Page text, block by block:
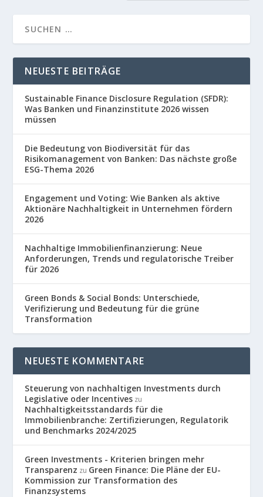
NEUESTE BEITRÄGE
Sustainable Finance Disclosure Regulation (SFDR):
Was Banken und Finanzinstitute 2026 wissen
müssen
Die Bedeutung von Biodiversität für das
Risikomanagement von Banken: Das nächste große
ESG-Thema 2026
Engagement und Voting: Wie Banken als aktive
Aktionäre Nachhaltigkeit in Unternehmen fördern
2026
Nachhaltige Immobilienfinanzierung: Neue
Anforderungen, Trends und regulatorische Treiber
für 2026
Green Bonds & Social Bonds: Unterschiede,
Verifizierung und Bedeutung für die grüne
Transformation
NEUESTE KOMMENTARE
Steuerung von nachhaltigen Investments durch
Legislative oder Incentives zu
Nachhaltigkeitsstandards für die
Immobilienbranche: Zertifizierungen, Regulatorik
und Benchmarks 2024/2025
Green Investments - Kriterien bringen mehr
Transparenz zu Green Finance: Die Pläne der EU-
Kommission zur Transformation des
Finanzsystems